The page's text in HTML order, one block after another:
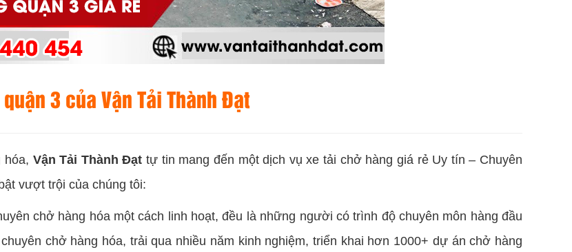
3 củaVận Tải Thành Đạt
hóa, Vận Tải Thành Đạt tự tin mang đến một dịch vụ xe tải chở hàng giá rẻ Uy tín – Chuyên
vượt trội của chúng tôi:
chở hàng hóa một cách linh hoạt, đều là những người có trình độ chuyên môn hàng đầu
chở hàng hóa, trải qua nhiều năm kinh nghiệm, triển khai hơn 1000+ dự án chở hàng